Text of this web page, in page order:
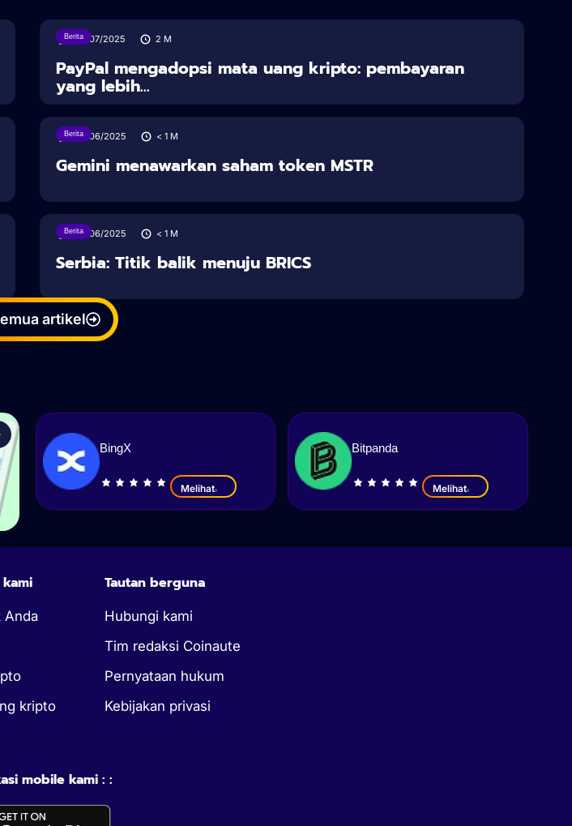
Berita
30/07/2025 2 M
PayPal mengadopsi mata uang kripto: pembayaran
yang lebih...
Berita
28/06/2025 < 1 M
Gemini menawarkan saham token MSTR
Berita
28/06/2025 < 1 M
Serbia: Titik balik menuju BRICS
artikel
BingX
Melihat
Bitpanda
Melihat
Anda
kripto
Tautan berguna
Hubungi kami
Tim redaksi Coinaute
Pernyataan hukum
Kebijakan privasi
mobile kami : :